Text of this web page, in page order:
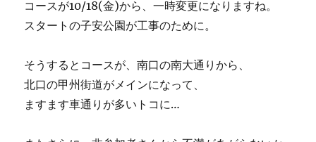
コースが10/18(金)から、一時変更になりますね。
スタートの子安公園が工事のために。
そうするとコースが、南口の南大通りから、
北口の甲州街道がメインになって、
ますます車通りが多いトコに…